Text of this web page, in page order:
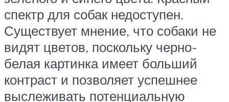
спектр для собак недоступен.
Существует мнение, что собаки не
видят цветов, поскольку черно-
белая картинка имеет больший
контраст и позволяет успешнее
выслеживать потенциальную